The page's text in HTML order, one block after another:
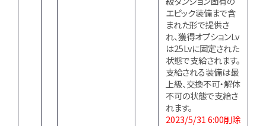
エピック装備まで含
まれた形で提供さ
れ、獲得オプションLv
は25Lvに固定された
状態で支給されます。
支給される装備は最
上級、交換不可・解体
不可の状態で支給さ
れます。
2023/5/31 6:00削除